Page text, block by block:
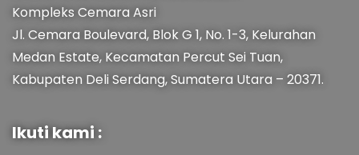
Kompleks Cemara Asri
Jl. Cemara Boulevard, Blok G 1, No. 1-3, Kelurahan
Medan Estate, Kecamatan Percut Sei Tuan,
Kabupaten Deli Serdang, Sumatera Utara – 20371.
Ikuti kami :